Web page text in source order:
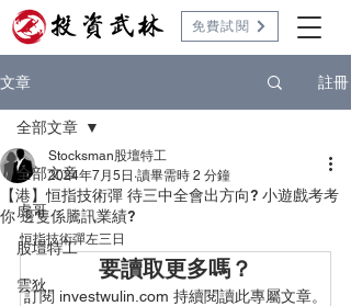
免費試閱
文章 註冊
全部文章
虎哥
股壇特工
雲狄
全部文章
【港】恒指技術彈 待三中全會出方向? 小遊戲考考
你 邊隻係騰訊業績?
Stocksman股壇特工
2024年7月5日 讀畢需時 2 分鐘
恒指技術彈左三日
要讀取更多嗎？
訂閱 investwulin.com 持續閱讀此專屬文章。